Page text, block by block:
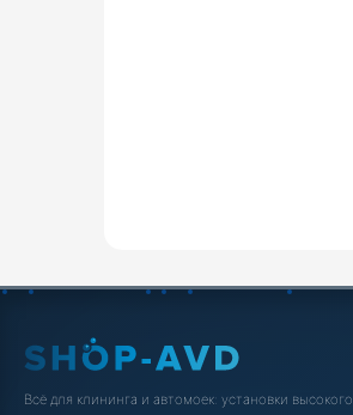
Всё для клининга и автомоек: установки высокого